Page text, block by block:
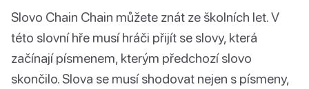
Slovo Chain Chain můžete znát ze školních let. V
této slovní hře musí hráči přijít se slovy, která
začínají písmenem, kterým předchozí slovo
skončilo. Slova se musí shodovat nejen s písmeny,